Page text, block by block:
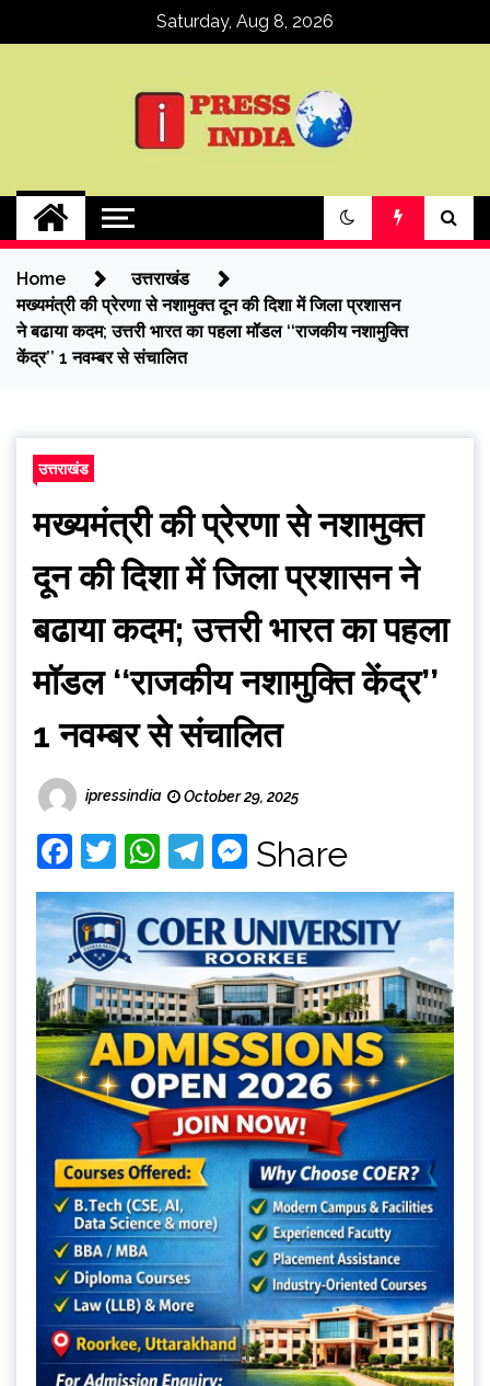
Saturday, Aug 8, 2026
ipressindia
Home
उत्तराखंड
मख्यमंत्री की प्रेरणा से नशामुक्त दून की दिशा में जिला प्रशासन
ने बढाया कदम; उत्तरी भारत का पहला मॉडल ‘‘राजकीय नशामुक्ति
केंद्र’’ 1 नवम्बर से संचालित
उत्तराखंड
मख्यमंत्री की प्रेरणा से नशामुक्त
दून की दिशा में जिला प्रशासन ने
बढाया कदम; उत्तरी भारत का पहला
मॉडल ‘‘राजकीय नशामुक्ति केंद्र’’
1 नवम्बर से संचालित
ipressindia October 29, 2025
Facebook
Twitter
WhatsApp
Telegram
Messenger
Share